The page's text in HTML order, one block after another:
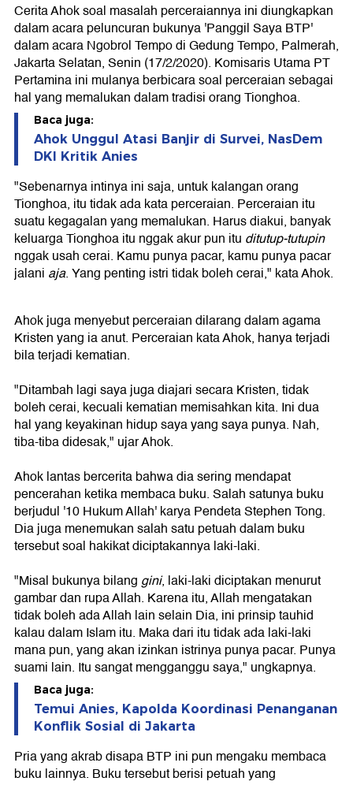
Cerita Ahok soal masalah perceraiannya ini diungkapkan
dalam acara peluncuran bukunya 'Panggil Saya BTP'
dalam acara Ngobrol Tempo di Gedung Tempo, Palmerah,
Jakarta Selatan, Senin (17/2/2020). Komisaris Utama PT
Pertamina ini mulanya berbicara soal perceraian sebagai
hal yang memalukan dalam tradisi orang Tionghoa.
Baca juga:
Ahok Unggul Atasi Banjir di Survei, NasDem
DKI Kritik Anies
"Sebenarnya intinya ini saja, untuk kalangan orang
Tionghoa, itu tidak ada kata perceraian. Perceraian itu
suatu kegagalan yang memalukan. Harus diakui, banyak
keluarga Tionghoa itu nggak akur pun itu ditutup-tutupin
nggak usah cerai. Kamu punya pacar, kamu punya pacar
jalani aja. Yang penting istri tidak boleh cerai," kata Ahok.
Ahok juga menyebut perceraian dilarang dalam agama
Kristen yang ia anut. Perceraian kata Ahok, hanya terjadi
bila terjadi kematian.
"Ditambah lagi saya juga diajari secara Kristen, tidak
boleh cerai, kecuali kematian memisahkan kita. Ini dua
hal yang keyakinan hidup saya yang saya punya. Nah,
tiba-tiba didesak," ujar Ahok.
Ahok lantas bercerita bahwa dia sering mendapat
pencerahan ketika membaca buku. Salah satunya buku
berjudul '10 Hukum Allah' karya Pendeta Stephen Tong.
Dia juga menemukan salah satu petuah dalam buku
tersebut soal hakikat diciptakannya laki-laki.
"Misal bukunya bilanggini, laki-laki diciptakan menurut
gambar dan rupa Allah. Karena itu, Allah mengatakan
tidak boleh ada Allah lain selain Dia, ini prinsip tauhid
kalau dalam Islam itu. Maka dari itu tidak ada laki-laki
mana pun, yang akan izinkan istrinya punya pacar. Punya
suami lain. Itu sangat mengganggu saya," ungkapnya.
Baca juga:
Temui Anies, Kapolda Koordinasi Penanganan
Konflik Sosial di Jakarta
Pria yang akrab disapa BTP ini pun mengaku membaca
buku lainnya. Buku tersebut berisi petuah yang